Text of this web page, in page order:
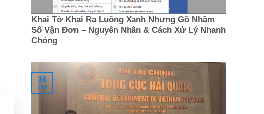
Khai Tờ Khai Ra Luồng Xanh Nhưng Gõ Nhầm
Số Vận Đơn – Nguyên Nhân & Cách Xử Lý Nhanh
Chóng
16
Th9